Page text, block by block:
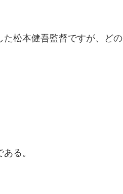
松本健吾監督ですが、どの
る。